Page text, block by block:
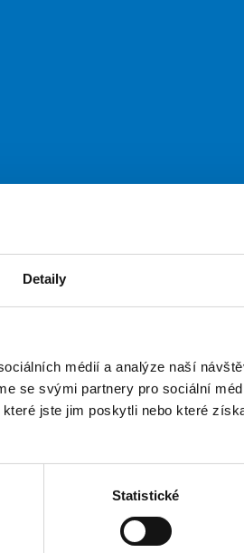
Detaily
médií a analýze naší
se svými partnery pro sociální
jste jim poskytli nebo které
Statistické
Katedra informační bezpečnosti
FAKTURAČNÍ ÚDAJE